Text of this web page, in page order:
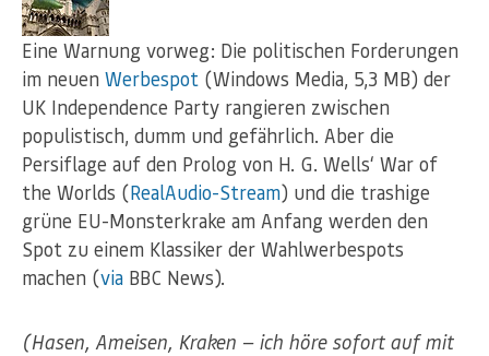
Eine Warnung vorweg: Die politischen Forderungen
im neuen Werbespot (Windows Media, 5,3 MB) der
UK Independence Party rangieren zwischen
populistisch, dumm und gefährlich. Aber die
Persiflage auf den Prolog von H. G. Wells‘ War of
the Worlds (RealAudio-Stream) und die trashige
grüne EU-Monsterkrake am Anfang werden den
Spot zu einem Klassiker der Wahlwerbespots
machen (via BBC News).
(Hasen, Ameisen, Kraken — ich höre sofort auf mit